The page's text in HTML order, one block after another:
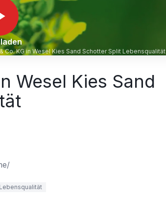
Co. KG in Wesel Kies Sand Schotter Split Lebensqualität
Wesel Kies Sand
Lebensqualität